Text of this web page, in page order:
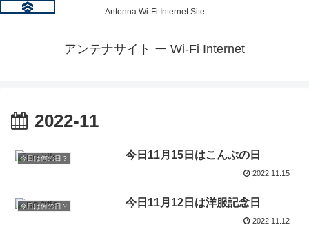
Antenna Wi-Fi Internet Site
アンテナサイト ー Wi-Fi Internet
2022-11
今日は何の日？ 今日11月15日はこんぶの日
2022.11.15
今日は何の日？ 今日11月12日は洋服記念日
2022.11.12